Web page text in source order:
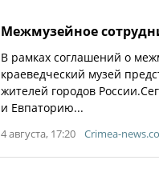
Межмузейное
В рамках соглашений о
краеведческий музей
жителей городов
и Евпаторию...
4 августа, 17:20 Crimea-